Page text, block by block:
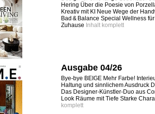
Hering Über die Poesie von
Kreativ mit KI Neue Wege der
Bad & Balance Special Wellness für
Zuhause Inhalt komplett
Ausgabe 04/26
Bye-bye BEIGE Mehr Farbe!
Haltung und sinnlichem Ausdruck
Das Designer-Künstler-Duo aus
Look Räume mit Tiefe Starke
komplett